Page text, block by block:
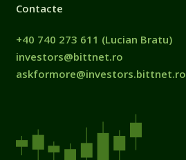
Contacte
+40 740 273 611 (Lucian Bratu)
investors@bittnet.ro
askformore@investors.bittnet.ro